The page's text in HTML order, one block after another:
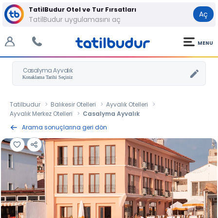
TatilBudur Otel ve Tur Fırsatları
TatilBudur uygulamasını aç
Aç
MENU
Casalyma Ayvalık
Tatilbudur Balıkesir Otelleri
Ayvalık Otelleri
Ayvalık Merkez Otelleri
Casalyma Ayvalık
Arama sonuçlarına geri dön